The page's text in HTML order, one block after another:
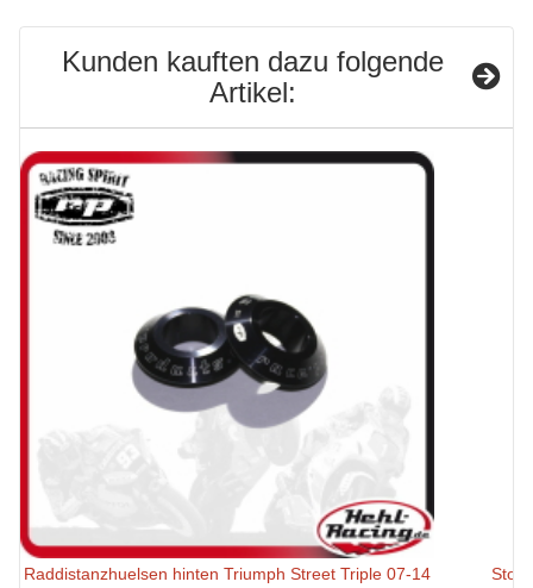
Kunden kauften dazu folgende
Artikel:
Raddistanzhuelsen hinten Triumph Street Triple 07-14